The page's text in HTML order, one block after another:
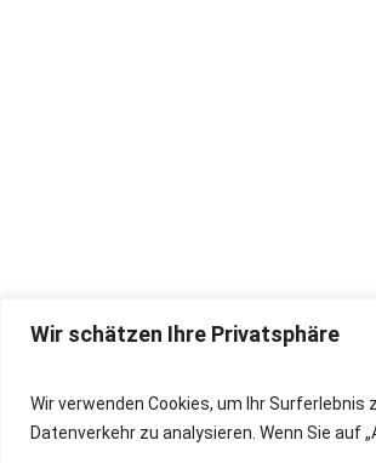
Wir schätzen Ihre Privatsphäre
Wir verwenden Cookies, um Ihr
Datenverkehr zu analysieren. Wenn Sie auf
IMPRESSUM
DATENSCHUTZ